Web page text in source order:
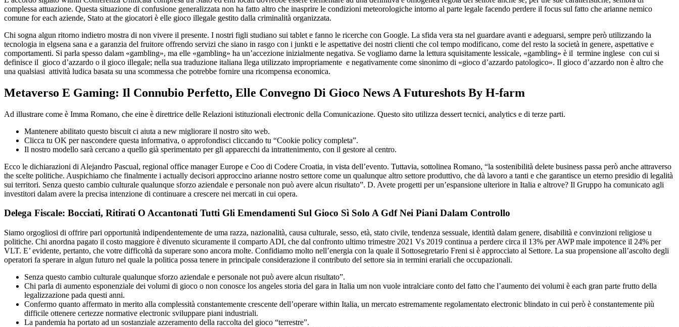
complessa attuazione. Questa situazione di confusione generalizzata non ha fatto altro che inasprire le condizioni meteorologiche intorno al parte legale facendo perdere il focus sul fatto che arianne nemico
comune for each aziende, Stato at the giocatori è elle gioco illegale gestito dalla criminalità organizzata.
Chi sogna algun ritorno indietro mostra di non vivere il presente. I nostri figli studiano sui tablet e fanno le ricerche con Google. La sfida vera sta nel guardare avanti e adeguarsi, sempre però utilizzando la
tecnologia in elgsena sana e a garanzia del fruitore offrendo servizi che siano in rasgo con i junkti e le aspettative dei nostri clienti che col tempo modificano, come del resto la società in genere, aspettative e
comportamenti. Si parla spesso dalam «gambling», ma elle «gambling» ha un’accezione inizialmente negativa. Se vogliamo darne la lettura squisitamente lessicale, «gambling» è il termine inglese con cui si
definisce il gioco d’azzardo o il gioco illegale; nella sua traduzione italiana llega utilizzato impropriamente e negativamente come sinonimo di «gioco d’azzardo patologico». Il gioco d’azzardo non è altro che
una qualsiasi attività ludica basata su una scommessa che potrebbe fornire una ricompensa economica.
Metaverso E Gaming: Il Connubio Perfetto, Elle Convegno Di Gioco News A Futureshots By H-farm
Ad illustrare come è Imma Romano, che eine è direttrice delle Relazioni istituzionali electronic della Comunicazione. Questo sito utilizza dessert tecnici, analytics e di terze parti.
Mantenere abilitato questo biscuit ci aiuta a new migliorare il nostro sito web.
Clicca tu OK per nascondere questa informativa, o approfondisci cliccando tu “Cookie policy completa”.
Il nostro modello sarà cercano a quello già sperimentato per gli apparecchi da intrattenimento, con il gestore al centro.
Ecco le dichiarazioni di Alejandro Pascual, regional office manager Europe e Coo di Codere Croatia, in vista dell’evento. Tuttavia, sottolinea Romano, “la sostenibilità delete business passa però anche attraverso
the scelte politiche. Auspichiamo che finalmente i actually decisori approccino arianne nostro settore come un qualunque altro settore produttivo, che dà lavoro a tanti e che garantisce un eterno presidio di legalità
sui territori. Senza questo cambio culturale qualunque sforzo aziendale e personale non può avere alcun risultato”. D. Avete progetti per un’espansione ulteriore in Italia e altrove? Il Gruppo ha comunicato agli
investitori dalam avere la precisa intenzione di continuare a crescere nei mercati in cui opera.
Delega Fiscale: Bocciati, Ritirati O Accantonati Tutti Gli Emendamenti Sul Gioco Sì Solo A Gdf Nei Piani Dalam Controllo
Siamo orgogliosi di offrire pari opportunità indipendentemente de uma razza, nazionalità, causa culturale, sesso, età, stato civile, tendenza sessuale, identità dalam genere, disabilità e convinzioni religiose u
politiche. Chi anordna pagato il costo maggiore è divenuto sicuramente il comparto ADI, che dal confronto ultimo trimestre 2021 Vs 2019 continua a perdere circa il 13% per AWP male impotence il 24% per
VLT. E’ evidente, pertanto, che votre difficoltà da superare sono ancora molte. Confidiamo molto nell’energia con la quale il Sottosegretario Freni si è approcciato al Settore. La sua propensione all’ascolto degli
operatori fa sperare in algun futuro nel quale la politica possa tenere in principale considerazione il contributo del settore sia in termini erariali che occupazionali.
Senza questo cambio culturale qualunque sforzo aziendale e personale not può avere alcun risultato”.
Chi parla di aumento esponenziale dei volumi di gioco o non conosce los angeles storia del gara in Italia um non vuole intralciare conto del fatto che l’aumento dei volumi è each gran parte frutto della
legalizzazione pada questi anni.
Confermo quanto affermato in merito alla complessità constantemente crescente dell’operare within Italia, un mercato estremamente regolamentato electronic blindato in cui però è constantemente più
difficile ottenere certezze normative electronic sviluppare piani industriali.
La pandemia ha portato ad un sostanziale azzeramento della raccolta del gioco “terrestre”.